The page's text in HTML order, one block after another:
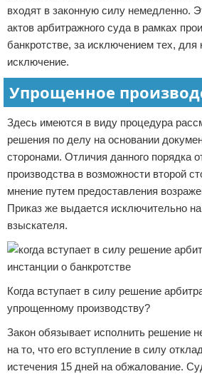
входят в законную силу немедленно.
актов арбитражного суда в рамках
банкротстве, за исключением тех, для
исключение.
Упрощенное
Здесь имеются в виду процедура
решения по делу на основании
сторонами. Отличия данного порядка
производства в возможности второй
мнение путем предоставления
Приказ же выдается исключительно
взыскателя.
Когда вступает в силу решение
упрощенному производству?
Закон обязывает исполнить решение
на то, что его вступление в силу
истечения 15 дней на обжалование.